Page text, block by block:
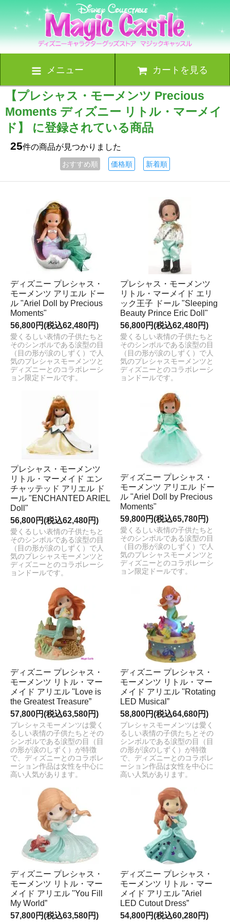
メニュー カートを見る
【プレシャス・モーメンツ Precious
Moments ディズニー リトル・マーメイ
ド】 に登録されている商品
25件の商品が見つかりました
おすすめ順 価格順 新着順
ディズニー プレシャス・
モーメンツ アリエル ドー
ル "Ariel Doll by Precious
Moments"
56,800円(税込62,480円)
愛くるしい表情の子供たちと
そのシンボルである涙型の目
（目の形が涙のしずく）で人
気のプレシャスモーメンツと
ディズニーとのコラボレーシ
ョン限定ドールです。
プレシャス・モーメンツ
リトル・マーメイド エリ
ック王子 ドール "Sleeping
Beauty Prince Eric Doll"
56,800円(税込62,480円)
愛くるしい表情の子供たちと
そのシンボルである涙型の目
（目の形が涙のしずく）で人
気のプレシャスモーメンツと
ディズニーとのコラボレーシ
ョンドールです。
プレシャス・モーメンツ
リトル・マーメイド エン
チャッテッド アリエル ド
ール "ENCHANTED ARIEL
Doll"
56,800円(税込62,480円)
愛くるしい表情の子供たちと
そのシンボルである涙型の目
（目の形が涙のしずく）で人
気のプレシャスモーメンツと
ディズニーとのコラボレーシ
ョンドールです。
ディズニー プレシャス・
モーメンツ アリエル ドー
ル "Ariel Doll by Precious
Moments"
59,800円(税込65,780円)
愛くるしい表情の子供たちと
そのシンボルである涙型の目
（目の形が涙のしずく）で人
気のプレシャスモーメンツと
ディズニーとのコラボレーシ
ョン限定ドールです。
ディズニー プレシャス・
モーメンツ リトル・マー
メイド アリエル ''Love is
the Greatest Treasure”
57,800円(税込63,580円)
プレシャスモーメンツは愛く
るしい表情の子供たちとその
シンボルである涙型の目（目
の形が涙のしずく）が特徴
で、ディズニーとのコラボレ
ーション作品は女性を中心に
高い人気があります。
ディズニー プレシャス・
モーメンツ リトル・マー
メイド アリエル ''Rotating
LED Musical”
58,800円(税込64,680円)
プレシャスモーメンツは愛く
るしい表情の子供たちとその
シンボルである涙型の目（目
の形が涙のしずく）が特徴
で、ディズニーとのコラボレ
ーション作品は女性を中心に
高い人気があります。
ディズニー プレシャス・
モーメンツ リトル・マー
メイド アリエル ''You Fill
My World”
57,800円(税込63,580円)
ディズニー プレシャス・
モーメンツ リトル・マー
メイド アリエル ''Ariel
LED Cutout Dress”
54,800円(税込60,280円)